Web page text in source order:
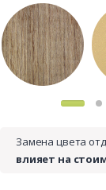
Замена цвета
влияет на